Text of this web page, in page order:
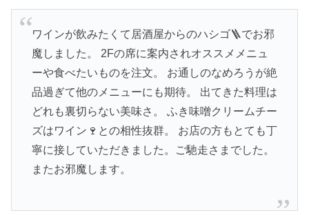
ワインが飲みたくて居酒屋からのハシゴ🪜でお邪
魔しました。 2Fの席に案内されオススメメニュ
ーや食べたいものを注文。 お通しのなめろうが絶
品過ぎて他のメニューにも期待。 出てきた料理は
どれも裏切らない美味さ。 ふき味噌クリームチー
ズはワイン🍷との相性抜群。 お店の方もとても丁
寧に接していただきました。ご馳走さまでした。
またお邪魔します。